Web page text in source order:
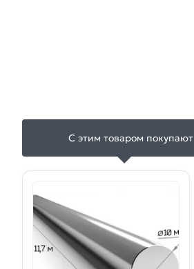
С этим товаром покупают